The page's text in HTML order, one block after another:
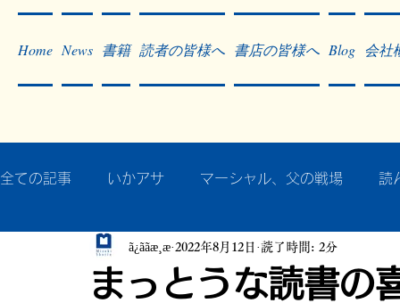
Home News 書籍 読者の皆様へ 書店の皆様へ Blog 会社
全ての記事 いかアサ マーシャル、父の戦場 読
秘蔵写真200枚でたどるアジア・太平洋戦争
まっとうな読書
ã¿ããæ¸æ 2022年8月12日 読了時間: 2分